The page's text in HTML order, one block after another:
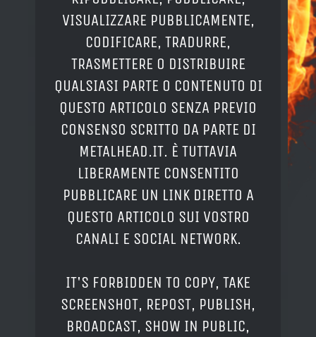
VISUALIZZARE PUBBLICAMENTE,
CODIFICARE, TRADURRE,
TRASMETTERE O DISTRIBUIRE
QUALSIASI PARTE O CONTENUTO DI
QUESTO ARTICOLO SENZA PREVIO
CONSENSO SCRITTO DA PARTE DI
METALHEAD.IT. È TUTTAVIA
LIBERAMENTE CONSENTITO
PUBBLICARE UN LINK DIRETTO A
QUESTO ARTICOLO SUI VOSTRO
CANALI E SOCIAL NETWORK.
IT'S FORBIDDEN TO COPY, TAKE
SCREENSHOT, REPOST, PUBLISH,
BROADCAST, SHOW IN PUBLIC,